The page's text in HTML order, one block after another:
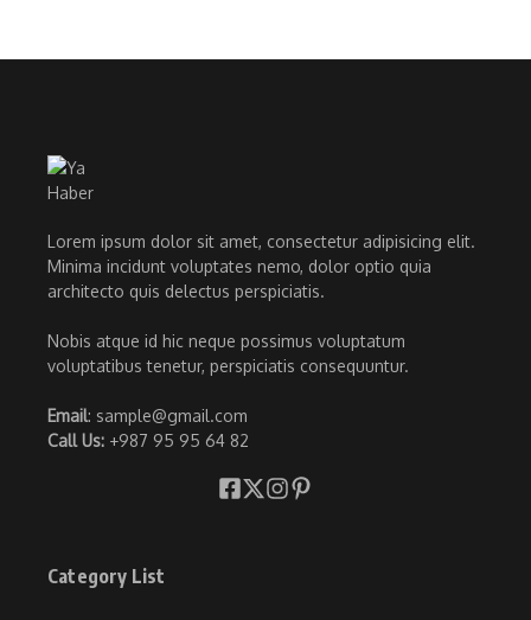
Lorem ipsum dolor sit amet, consectetur adipisicing elit.
Minima incidunt voluptates nemo, dolor optio quia
architecto quis delectus perspiciatis.
Nobis atque id hic neque possimus voluptatum
voluptatibus tenetur, perspiciatis consequuntur.
Email: sample@gmail.com
Call Us: +987 95 95 64 82
Category List